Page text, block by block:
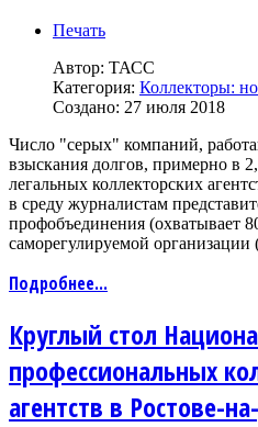
Печать
Автор: ТАСС
Категория: Коллекторы:
Создано: 27 июля 2018
Число "серых" компаний,
взыскания долгов, примерно в
легальных коллекторских
в среду журналистам
профобъединения (охватывает
саморегулируемой
Подробнее...
Круглый стол
профессиональных
агентств в Ростове-